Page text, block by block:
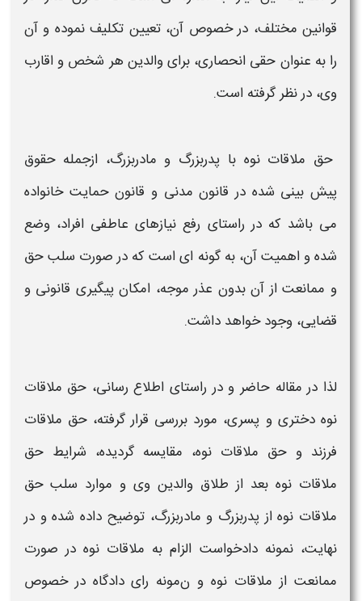
قوانین مختلف، در خصوص آن، تعیین تکلیف نموده و آن
را به عنوان حقی انحصاری، برای والدین هر شخص و اقارب
وی، در نظر گرفته است.
حق ملاقات نوه با پدربزرگ و مادربزرگ، ازجمله حقوق
پیش بینی شده در قانون مدنی و قانون حمایت خانواده
می باشد که در راستای رفع نیازهای عاطفی افراد، وضع
شده و اهمیت آن، به گونه ای است که در صورت سلب حق
و ممانعت از آن بدون عذر موجه، امکان پیگیری قانونی و
قضایی، وجود خواهد داشت.
لذا در مقاله حاضر و در راستای اطلاع رسانی، حق ملاقات
نوه دختری و پسری، مورد بررسی قرار گرفته، حق ملاقات
فرزند و حق ملاقات نوه، مقایسه گردیده، شرایط حق
ملاقات نوه بعد از طلاق والدین وی و موارد سلب حق
ملاقات نوه از پدربزرگ و مادربزرگ، توضیح داده شده و در
نهایت، نمونه دادخواست الزام به ملاقات نوه در صورت
ممانعت از ملاقات نوه و نمونه رای دادگاه در خصوص